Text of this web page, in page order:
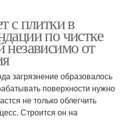
с плитки в
по чистке
независимо от
загрязнение образовалось
поверхности нужно
не только облегчить
Строится он на